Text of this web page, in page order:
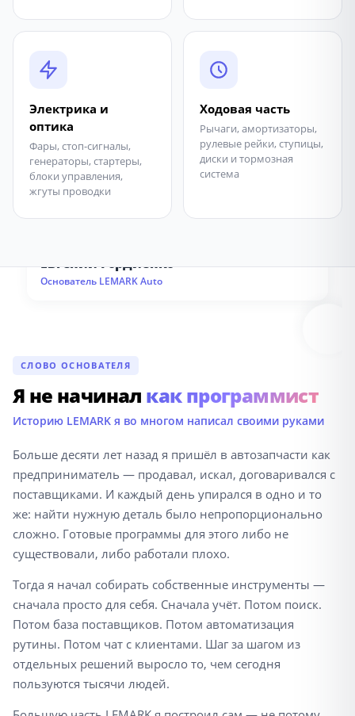
Электрика и
оптика
Фары, стоп-сигналы,
генераторы, стартеры,
блоки управления,
жгуты проводки
Ходовая часть
Рычаги, амортизаторы,
рулевые рейки, ступицы,
диски и тормозная
система
Евгений Гордиенко
Основатель LEMARK Auto
СЛОВО ОСНОВАТЕЛЯ
Я не начинал как программист
Историю LEMARK я во многом написал своими руками
Больше десяти лет назад я пришёл в автозапчасти как
предприниматель — продавал, искал, договаривался с
поставщиками. И каждый день упирался в одно и то
же: найти нужную деталь было непропорционально
сложно. Готовые программы для этого либо не
существовали, либо работали плохо.
Тогда я начал собирать собственные инструменты —
сначала просто для себя. Сначала учёт. Потом поиск.
Потом база поставщиков. Потом автоматизация
рутины. Потом чат с клиентами. Шаг за шагом из
отдельных решений выросло то, чем сегодня
пользуются тысячи людей.